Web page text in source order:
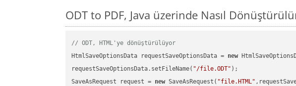
ODT to PDF, Java üzerinde Nasıl
// ODT, HTML'ye dönüştürülüyor
HtmlSaveOptionsData requestSaveOptionsData = new
requestSaveOptionsData.setFileName( "/file.ODT" );
SaveAsRequest request = new SaveAsRequest( "file.HTML"